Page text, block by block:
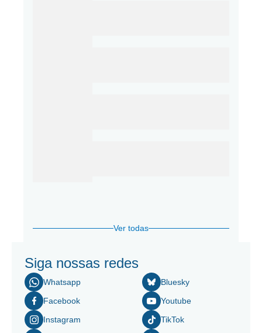
Ver todas
Siga nossas redes
Whatsapp
Facebook
Instagram
Bluesky
Youtube
TikTok